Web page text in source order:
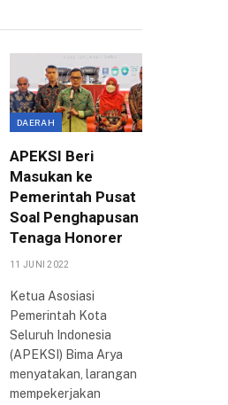
DAERAH
APEKSI Beri
Masukan ke
Pemerintah Pusat
Soal Penghapusan
Tenaga Honorer
11 JUNI 2022
Ketua Asosiasi
Pemerintah Kota
Seluruh Indonesia
(APEKSI) Bima Arya
menyatakan, larangan
mempekerjakan